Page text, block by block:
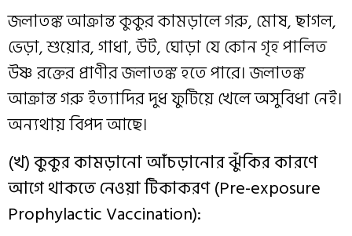
জলাতঙ্ক আক্রান্ত কুকুর কামড়ালে গরু, মোষ, ছাগল,
ভেড়া, শুয়োর, গাধা, উট, ঘোড়া যে কোন গৃহ পালিত
উষ্ণ রক্তের প্রাণীর জলাতঙ্ক হতে পারে। জলাতঙ্ক
আক্রান্ত গরু ইত্যাদির দুধ ফুটিয়ে খেলে অসুবিধা নেই।
অন্যথায় বিপদ আছে।
(খ) কুকুর কামড়ানো আঁচড়ানোর ঝুঁকির কারণে
আগে থাকতে নেওয়া টিকাকরণ (Pre-exposure
Prophylactic Vaccination):